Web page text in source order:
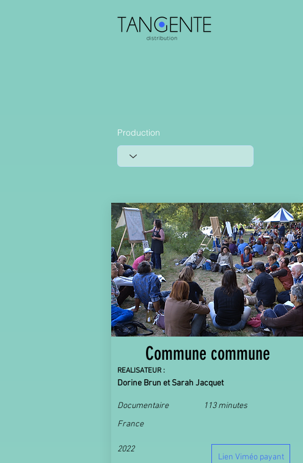
Production
Commune commune
REALISATEUR :
Dorine Brun et Sarah Jacquet
Documentaire
113 minutes
France
2022
Lien Viméo payant